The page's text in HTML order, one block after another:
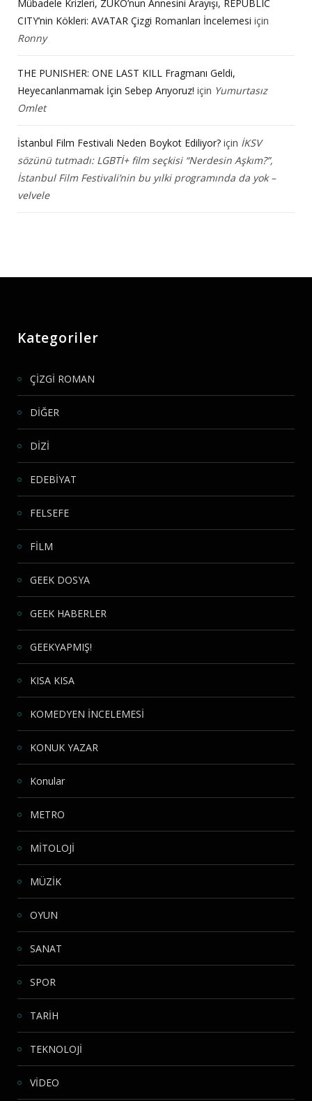
Mübadele Krizleri, ZUKO’nun Annesini Arayışı, REPUBLIC
CITY’nin Kökleri: AVATAR Çizgi Romanları İncelemesi için
Ronny
THE PUNISHER: ONE LAST KILL Fragmanı Geldi,
Heyecanlanmamak İçin Sebep Arıyoruz! için Yumurtasız
Omlet
İstanbul Film Festivali Neden Boykot Ediliyor? için İKSV
sözünü tutmadı: LGBTİ+ film seçkisi “Nerdesin Aşkım?”,
İstanbul Film Festivali’nin bu yılki programında da yok –
velvele
Kategoriler
ÇİZGİ ROMAN
DİĞER
DİZİ
EDEBİYAT
FELSEFE
FİLM
GEEK DOSYA
GEEK HABERLER
GEEKYAPMIŞ!
KISA KISA
KOMEDYEN İNCELEMESİ
KONUK YAZAR
Konular
METRO
MİTOLOJİ
MÜZİK
OYUN
SANAT
SPOR
TARİH
TEKNOLOJİ
VİDEO